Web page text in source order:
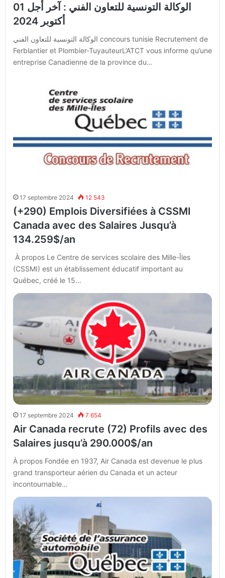
الوكالة التونسية للتعاون الفني : آخر أجل 01
أكتوبر 2024
الوكالة التونسية للتعاون الفني concours tunisie Recrutement de
Ferblantier et Plombier-TuyauteurL’ATCT vous informe qu’une
entreprise Canadienne de la province du…
17 septembre 2024 12 543
(+290) Emplois Diversifiées à CSSMI
Canada avec des Salaires Jusqu’à
134.259$/an
À propos Le Centre de services scolaire des Mille-Îles
(CSSMI) est un établissement éducatif important au
Québec, créé le 15…
17 septembre 2024 7 654
Air Canada recrute (72) Profils avec des
Salaires jusqu’à 290.000$/an
À propos Fondée en 1937, Air Canada est devenue le plus
grand transporteur aérien du Canada et un acteur
incontournable…